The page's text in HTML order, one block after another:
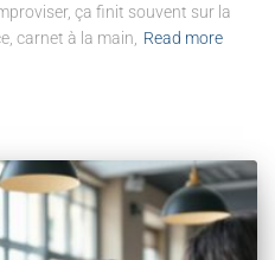
ça finit souvent sur la
carnet à la main,
Read more